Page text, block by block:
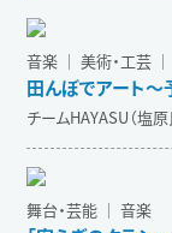
音楽 ｜ 美術・工芸
田んぼでアート～
チームHAYASU（塩原
舞台・芸能 ｜ 音楽